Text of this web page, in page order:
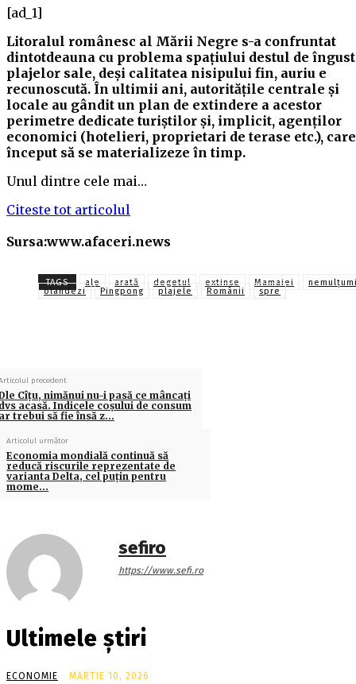
[ad_1]
Litoralul românesc al Mării Negre s-a confruntat
dintotdeauna cu problema spaţiului destul de
plajelor sale, deşi calitatea nisipului fin, auriu e
recunoscută. În ultimii ani, autorităţile centrale şi
locale au gândit un plan de extindere a acestor
perimetre dedicate turiştilor şi, implicit, agenţilor
economici (hotelieri, proprietari de terase etc.),
început să se materializeze în timp.
Unul dintre cele mai…
Citeste tot articolul
Sursa:www.afaceri.news
TAGS ale arată degetul extinse Mamaiei
olandezi
Pingpong plajele Românii spre
precedent
Cîţu, nimănui nu-i pasă ce mâncaţi
acasă. Indicele coşului de consum
trebui să fie însă z…
Articolul următor
Economia mondială continuă să
reducă riscurile reprezentate de
varianta Delta, cel puţin pentru
mome…
sefiro
https://www.sefi.ro
Ultimele știri
ECONOMIE MARTIE 10, 2026